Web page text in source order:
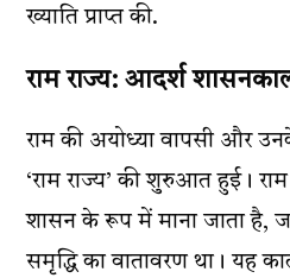
ख्याति प्राप्त की​.
राम राज्य: आदर्श
राम की अयोध्या वापसी और
‘राम राज्य’ की शुरुआत हुई।
शासन के रूप में माना जाता है,
समृद्धि का वातावरण था। यह